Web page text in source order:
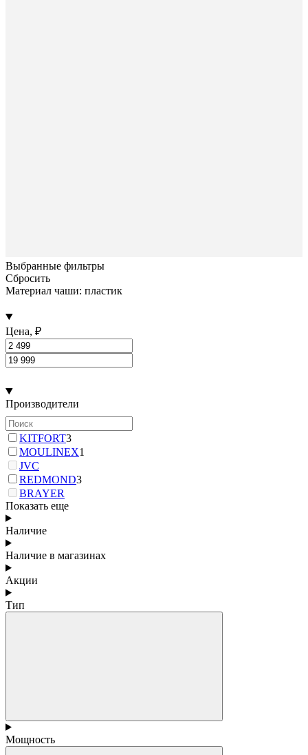
Выбранные фильтры
Сбросить
Материал чаши: пластик
Цена, ₽
Производители
KITFORT3
MOULINEX1
JVC
REDMOND3
BRAYER
Показать еще
Наличие
Наличие в магазинах
Акции
Тип
Мощность